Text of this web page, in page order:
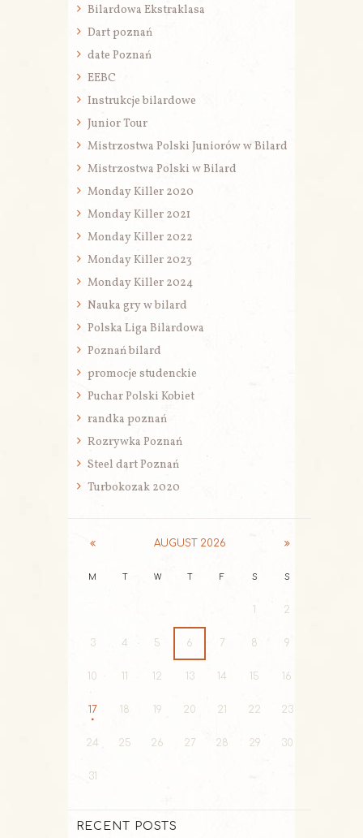
Bilardowa Ekstraklasa
Dart poznań
date Poznań
EEBC
Instrukcje bilardowe
Junior Tour
Mistrzostwa Polski Juniorów w Bilard
Mistrzostwa Polski w Bilard
Monday Killer 2020
Monday Killer 2021
Monday Killer 2022
Monday Killer 2023
Monday Killer 2024
Nauka gry w bilard
Polska Liga Bilardowa
Poznań bilard
promocje studenckie
Puchar Polski Kobiet
randka poznań
Rozrywka Poznań
Steel dart Poznań
Turbokozak 2020
AUGUST 2026
M T W T F S S
2
3 4 5 6 7 8 9
10 11 12 13 14 15 16
17 18 19 20 21 22 23
24 25 26 27 28 29 30
31
RECENT POSTS